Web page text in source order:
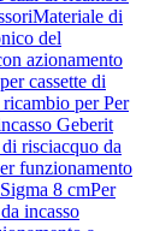
Materiale di
del
azionamento
cassette di
per Per
Geberit
risciacquo da
funzionamento
8 cmPer
incasso